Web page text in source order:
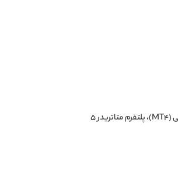
استفاده می‌کند. برخلاف نسخه قدیمی (MT4)، پلتفرم متاتریدر ۵